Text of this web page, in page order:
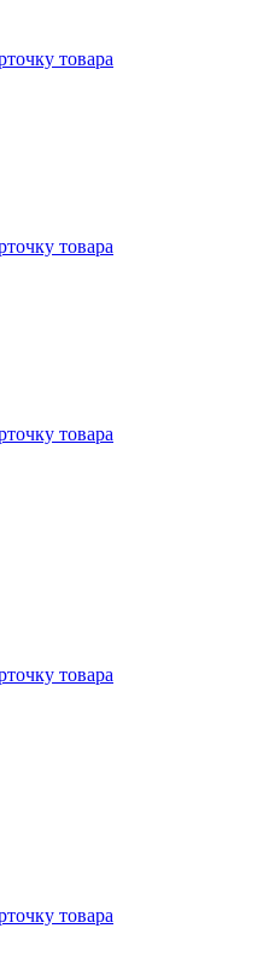
товара
товара
товара
товара
товара